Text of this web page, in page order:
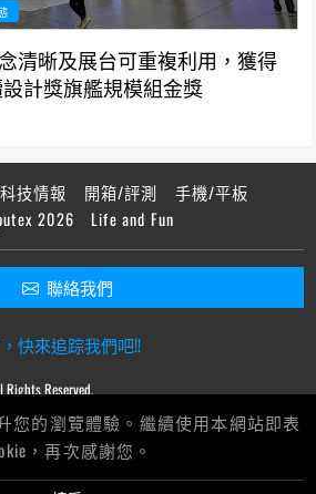
清晰及展台可重複利用，獲得
設計獎旗艦規模組金獎
科技情報 開箱/評測
手機/平板
2026 Life and Fun
聯絡我們
，快來追踪我們吧!!
Reserved.
您的瀏覽體驗。繼續使用本網站即表
，再次感謝您。